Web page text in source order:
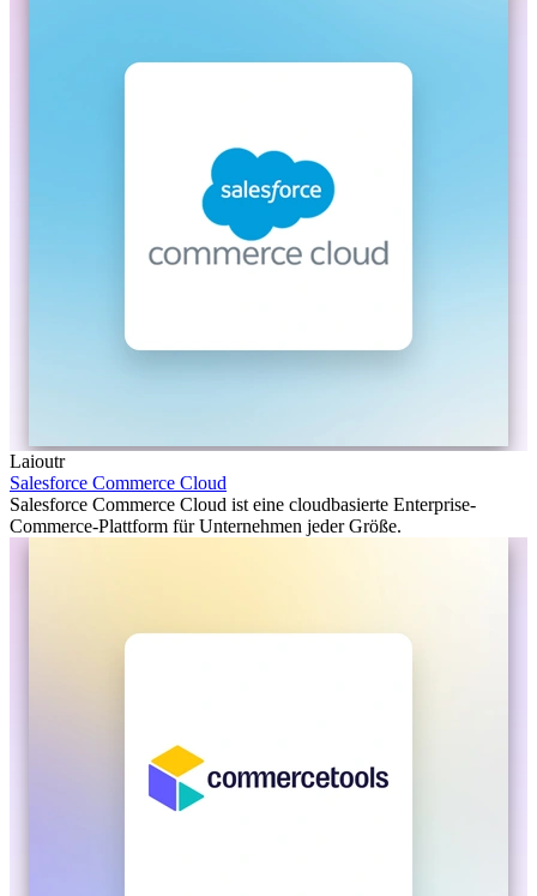
Laioutr
Salesforce Commerce Cloud
Salesforce Commerce Cloud ist eine cloudbasierte Enterprise-
Commerce-Plattform für Unternehmen jeder Größe.